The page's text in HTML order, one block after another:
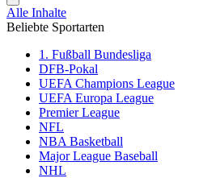
Alle Inhalte
Beliebte Sportarten
1. Fußball Bundesliga
DFB-Pokal
UEFA Champions League
UEFA Europa League
Premier League
NFL
NBA Basketball
Major League Baseball
NHL